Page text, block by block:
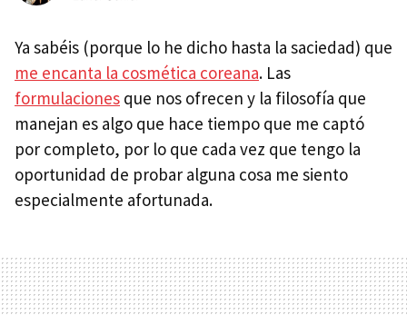
Ya sabéis (porque lo he dicho hasta la saciedad) que
me encanta la cosmética coreana. Las
formulaciones que nos ofrecen y la filosofía que
manejan es algo que hace tiempo que me captó
por completo, por lo que cada vez que tengo la
oportunidad de probar alguna cosa me siento
especialmente afortunada.